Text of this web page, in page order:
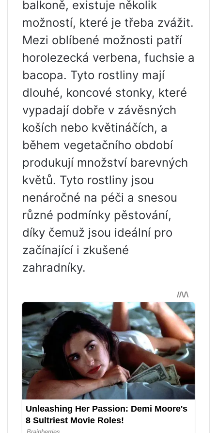
balkoně, existuje několik
možností, které je třeba zvážit.
Mezi oblíbené možnosti patří
horolezecká verbena, fuchsie a
bacopa. Tyto rostliny mají
dlouhé, koncové stonky, které
vypadají dobře v závěsných
koších nebo květináčích, a
během vegetačního období
produkují množství barevných
květů. Tyto rostliny jsou
nenáročné na péči a snesou
různé podmínky pěstování,
díky čemuž jsou ideální pro
začínající i zkušené
zahradníky.